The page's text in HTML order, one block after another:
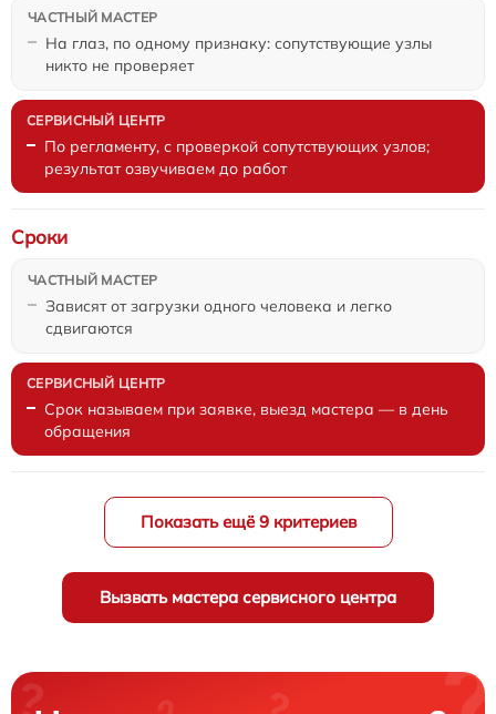
На глаз, по одному признаку: сопутствующие узлы
никто не проверяет
По регламенту, с проверкой сопутствующих узлов;
результат озвучиваем до работ
Зависят от загрузки одного человека и легко
сдвигаются
Сроки
Срок называем при заявке, выезд мастера — в день
обращения
Показать ещё 9 критериев
Вызвать мастера сервисного центра